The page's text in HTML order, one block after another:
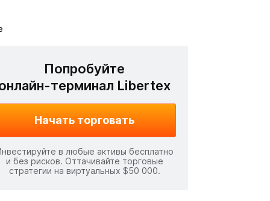
Попробуйте
терминал Libertex
Начать торговать
в любые активы бесплатно
и без рисков. Оттачивайте торговые
стратегии на виртуальных $50 000.